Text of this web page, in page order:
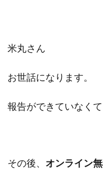
米丸さん
お世話になります。
報告ができていなく
その後、 オンライン